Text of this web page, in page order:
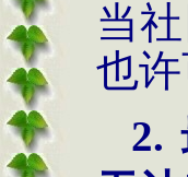
当
也
2.